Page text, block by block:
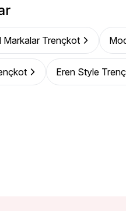
Markalar Trençkot
Eren Style